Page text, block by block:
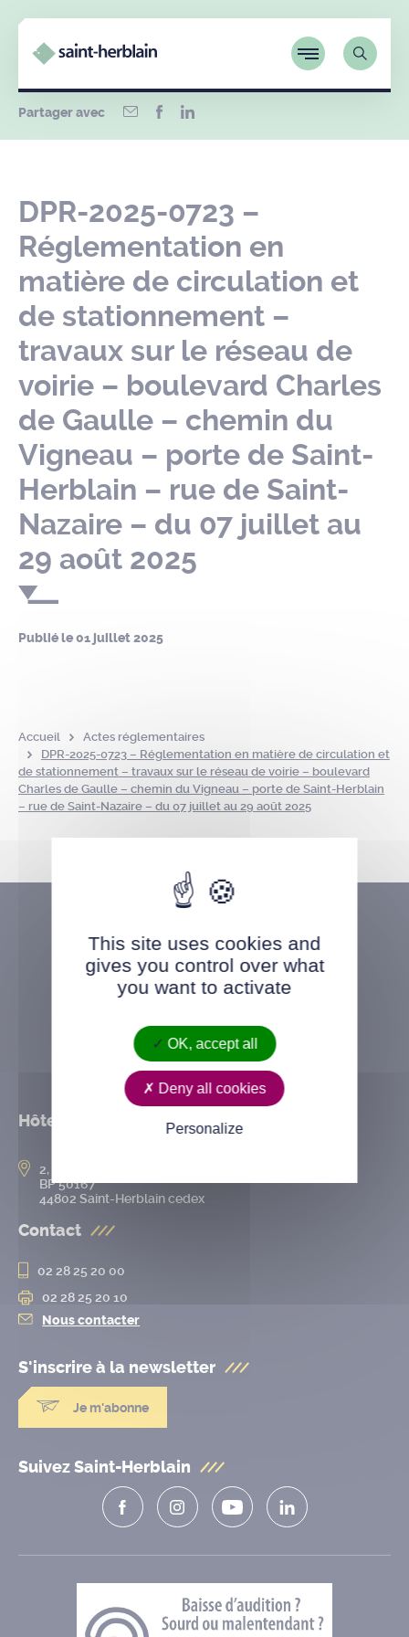
Partager avec
DPR-2025-0723 –
Réglementation en
matière de circulation et
de stationnement –
travaux sur le réseau de
voirie – boulevard Charles
de Gaulle – chemin du
Vigneau – porte de Saint-
Herblain – rue de Saint-
Nazaire – du 07 juillet au
29 août 2025
Publié le01 juillet 2025
Accueil
Actes réglementaires
DPR-2025-0723 – Réglementation en matière de circulation et
de stationnement – travaux sur le réseau de voirie – boulevard
Charles de Gaulle – chemin du Vigneau – porte de Saint-Herblain
– rue de Saint-Nazaire – du 07 juillet au 29 août 2025
Hôtel de ville
2, rue de l’Hôtel-de-Ville
BP 50167
44802 Saint-Herblain cedex
Contact
02 28 25 20 00
02 28 25 20 10
Nous contacter
S'inscrire à la newsletter
Je m'abonne
Suivez Saint-Herblain
This site uses cookies and
gives you control over what
you want to activate
OK, accept all
Deny all cookies
Personalize